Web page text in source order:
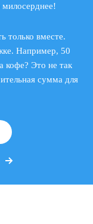
милосерднее!
только вместе.
Например, 50
кофе? Это не так
сумма для